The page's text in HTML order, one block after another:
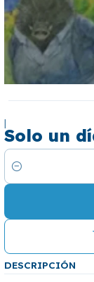
|
Solo un
Cantidad
DESCRIPCIÓN